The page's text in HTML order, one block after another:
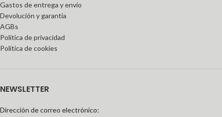
Gastos de entrega y envío
Devolución y garantía
AGBs
Política de privacidad
Política de cookies
NEWSLETTER
Dirección de correo electrónico: